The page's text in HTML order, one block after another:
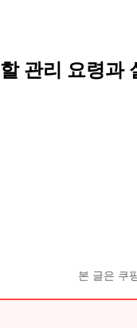
관리 요령과
본 글은 쿠